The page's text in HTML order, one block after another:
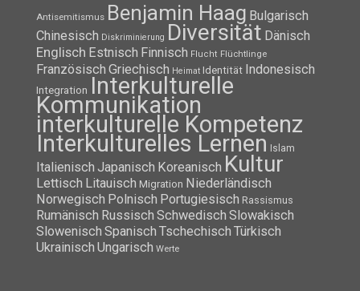
Antisemitismus Benjamin Haag Bulgarisch
Chinesisch Diskriminierung Diversität Dänisch
Englisch Estnisch Finnisch Flucht Flüchtlinge
Französisch Griechisch Heimat Identität Indonesisch
Integration Interkulturelle
Kommunikation
interkulturelle Kompetenz
Interkulturelles Lernen Islam
Italienisch Japanisch Koreanisch Kultur
Lettisch Litauisch Migration Niederländisch
Norwegisch Polnisch Portugiesisch Rassismus
Rumänisch Russisch Schwedisch Slowakisch
Slowenisch Spanisch Tschechisch Türkisch
Ukrainisch Ungarisch Werte